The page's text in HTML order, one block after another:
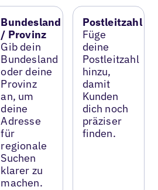
Bundesland
/ Provinz
Gib dein
Bundesland
oder deine
Provinz
an, um
deine
Adresse
für
regionale
Suchen
klarer zu
machen.
Postleitzahl
Füge
deine
Postleitzahl
hinzu,
damit
Kunden
dich noch
präziser
finden.